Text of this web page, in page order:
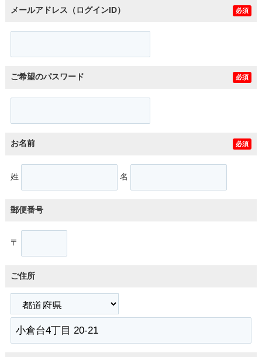
メールアドレス（ログインID） 必須
ご希望のパスワード 必須
お名前 必須
姓 名
郵便番号
〒
ご住所